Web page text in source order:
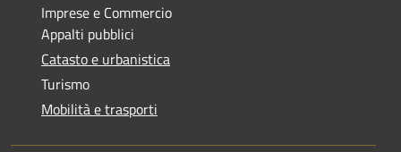
Imprese e Commercio
Appalti pubblici
Catasto e urbanistica
Turismo
Mobilità e trasporti